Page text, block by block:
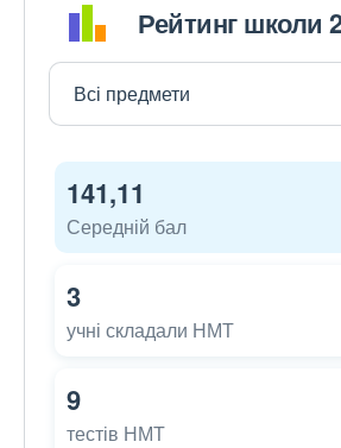
Рейтинг школи
141,11
Середній бал
3
учні складали НМТ
9
тестів НМТ